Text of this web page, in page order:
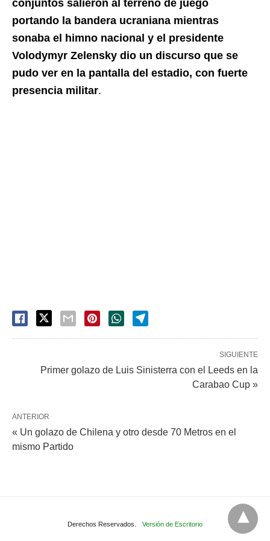
conjuntos salieron al terreno de juego
portando la bandera ucraniana mientras
sonaba el himno nacional y el presidente
Volodymyr Zelensky dio un discurso que se
pudo ver en la pantalla del estadio, con fuerte
presencia militar.
SIGUIENTE
Primer golazo de Luis Sinisterra con el Leeds en la
Carabao Cup »
ANTERIOR
« Un golazo de Chilena y otro desde 70 Metros en el
mismo Partido
Derechos Reservados. Versión de Escritorio